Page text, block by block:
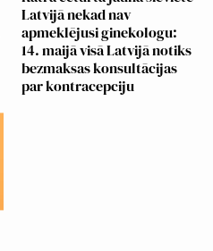
Latvijā nekad nav
apmeklējusi ginekologu:
14. maijā visā Latvijā notiks
bezmaksas konsultācijas
par kontracepciju